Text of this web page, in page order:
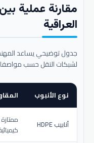
مقارنة عملية بين
العراقية
جدول توضيحي يساعد
لشبكات النقل حسب
نوع الأنبوب
أنابيب HDPE